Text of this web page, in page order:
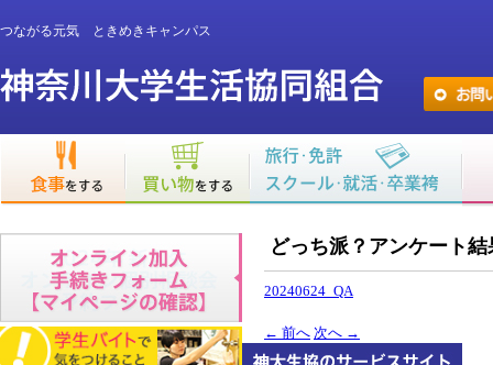
つながる元気 ときめきキャンパス
どっち派？アンケート結
20240624_QA
← 前へ 次へ →